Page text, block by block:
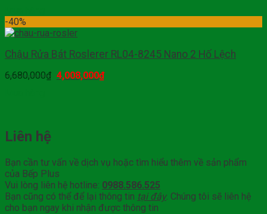
-40%
Chậu Rửa Bát Roslerer RL04-8245 Nano 2 Hố Lệch
6,680,000₫ 4,008,000₫
Liên hệ
Bạn cần tư vấn về dịch vụ hoặc tìm hiểu thêm về sản phẩm
của Bếp Plus
Vui lòng liên hệ hotline: 0988.586.525
Bạn cũng có thể để lại thông tin tại đây. Chúng tôi sẽ liên hệ
cho bạn ngay khi nhận được thông tin